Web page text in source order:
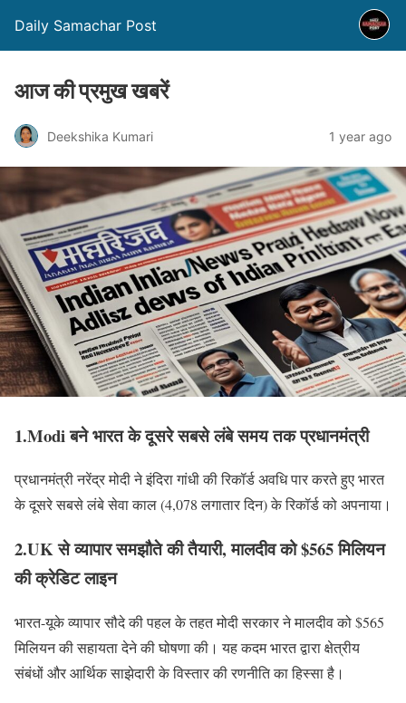
Daily Samachar Post
आज की प्रमुख खबरें
Deekshika Kumari 1 year ago
1.Modi बने भारत के दूसरे सबसे लंबे समय तक प्रधानमंत्री
प्रधानमंत्री नरेंद्र मोदी ने इंदिरा गांधी की रिकॉर्ड अवधि पार करते हुए भारत
के दूसरे सबसे लंबे सेवा काल (4,078 लगातार दिन) के रिकॉर्ड को अपनाया।
2.UK से व्यापार समझौते की तैयारी, मालदीव को $565 मिलियन
की क्रेडिट लाइन
भारत-यूके व्यापार सौदे की पहल के तहत मोदी सरकार ने मालदीव को $565
मिलियन की सहायता देने की घोषणा की। यह कदम भारत द्वारा क्षेत्रीय
संबंधों और आर्थिक साझेदारी के विस्तार की रणनीति का हिस्सा है।